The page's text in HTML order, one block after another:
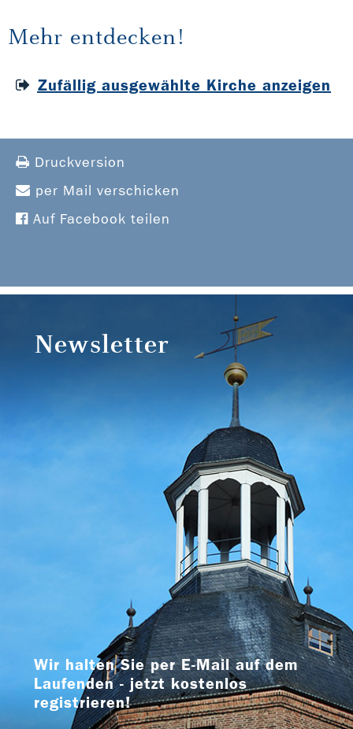
Mehr entdecken!
Zufällig ausgewählte Kirche anzeigen
Druckversion
per Mail verschicken
Auf Facebook teilen
Newsletter
Wir halten Sie per E-Mail auf dem
Laufenden - jetzt kostenlos
registrieren!